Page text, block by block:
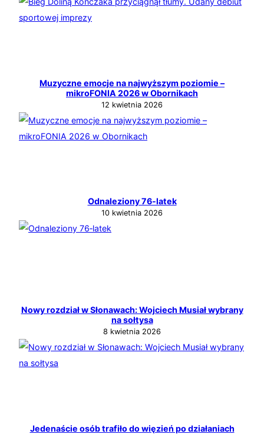
Muzyczne emocje na najwyższym poziomie –
mikroFONIA 2026 w Obornikach
12 kwietnia 2026
Odnaleziony 76‑latek
10 kwietnia 2026
Nowy rozdział w Słonawach: Wojciech Musiał wybrany
na sołtysa
8 kwietnia 2026
Jedenaście osób trafiło do więzień po działaniach